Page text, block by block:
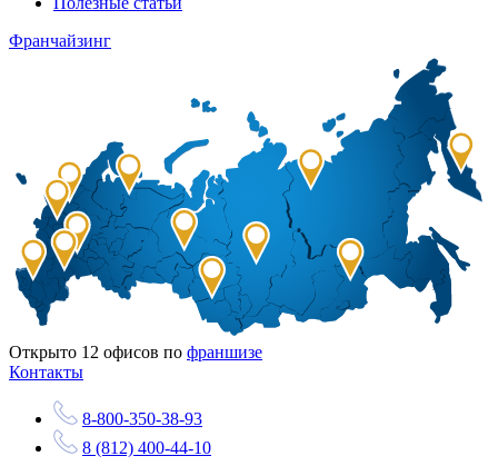
Франчайзинг
Открыто 12 офисов по франшизе
Контакты
8-800-350-38-93
8 (812) 400-44-10